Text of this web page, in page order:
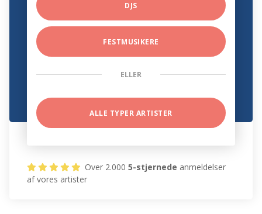
DJS
FESTMUSIKERE
ELLER
ALLE TYPER ARTISTER
Over 2.0005-stjernede anmeldelser
af vores artister